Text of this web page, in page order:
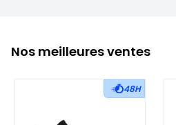
Nos meilleures ventes
48H